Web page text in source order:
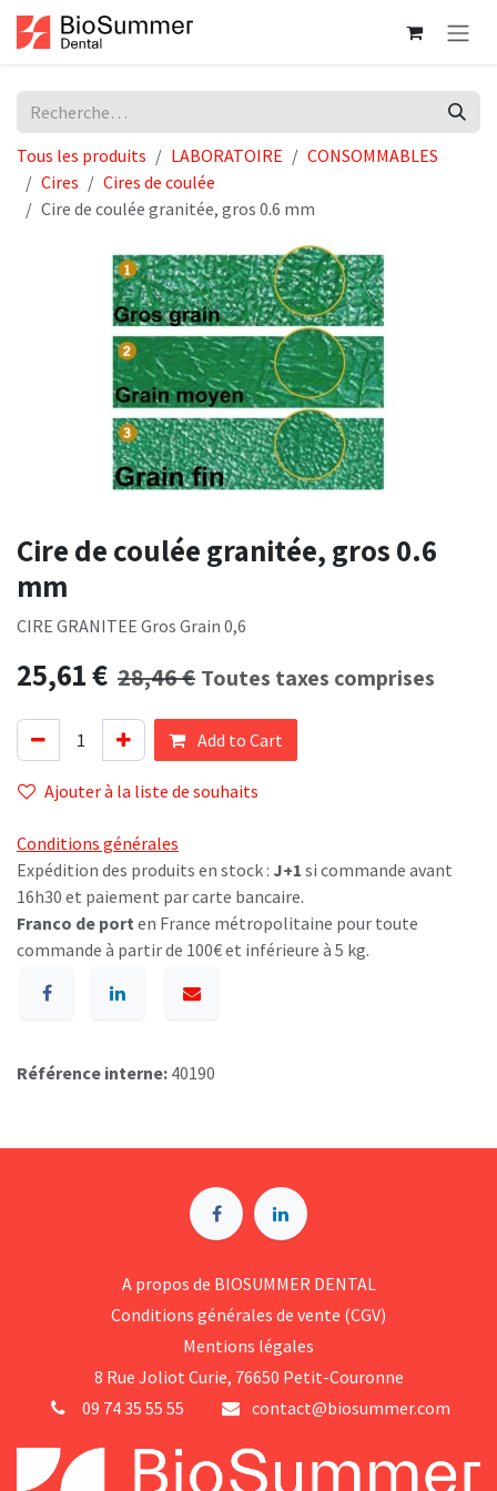
Se rendre au contenu
Tous les produits LABORATOIRE
CONSOMMABLES
Cires
Cires de coulée
Cire de coulée granitée, gros 0.6 mm
Cire de coulée granitée, gros 0.6
mm
CIRE GRANITEE Gros Grain 0,6
25,61€ 28,46€ Toutes taxes comprises
Add to Cart
Ajouter à la liste de souhaits
Conditions générales
Expédition des produits en stock : J+1 si commande avant
16h30 et paiement par carte bancaire.
Franco de port en France métropolitaine pour toute
commande à partir de 100€ et inférieure à 5 kg.
Référence interne: 40190
A p​ropos de BIOSUMMER DENTAL
Conditions générales d​e vente (CGV)
Mentions légales
8 Rue Jol​iot Curie, 76650 Petit-Couronne
09 74 35 55 55
contact@biosummer.com